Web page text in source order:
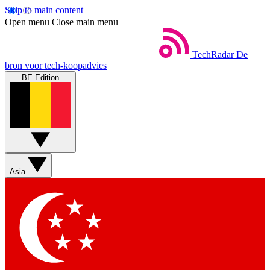
Skip to main content
Open menu Close main menu
TechRadar De
bron voor tech-koopadvies
BE Edition
Asia